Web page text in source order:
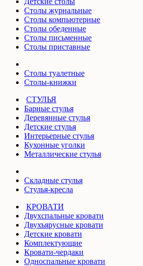
Столы журнальные
Столы компьютерные
Столы обеденные
Столы письменные
Столы приставные
Столы туалетные
Столы-книжки
СТУЛЬЯ
Барные стулья
Деревянные стулья
Детские стулья
Интерьерные стулья
Кухонные уголки
Металлические стулья
Складные стулья
Стулья-кресла
КРОВАТИ
Двухспальные кровати
Двухъярусные кровати
Детские кровати
Комплектующие
Кровати-чердаки
Односпальные кровати